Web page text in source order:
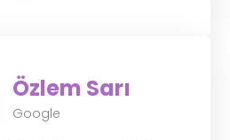
Özlem Sarı
Google